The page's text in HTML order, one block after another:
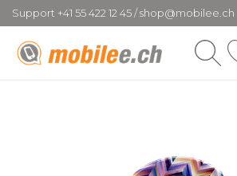
Support +41 55 422 12 45 / shop@mobilee.ch